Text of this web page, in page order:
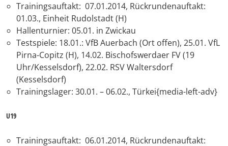
Trainingsauftakt: 07.01.2014, Rückrundenauftakt:
01.03., Einheit Rudolstadt (H)
Hallenturnier: 05.01. in Zwickau
Testspiele: 18.01.: VfB Auerbach (Ort offen), 25.01. VfL
Pirna-Copitz (H), 14.02. Bischofswerdaer FV (19
Uhr/Kesselsdorf), 22.02. RSV Waltersdorf
(Kesselsdorf)
Trainingslager: 30.01. – 06.02., Türkei{media-left-adv}
U19
Trainingsauftakt: 06.01.2014, Rückrundenauftakt: